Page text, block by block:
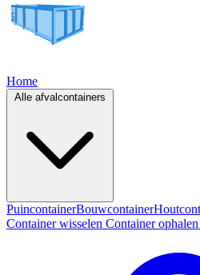
Home
PuincontainerBouwcontainer
Container wisselen Container ophalen